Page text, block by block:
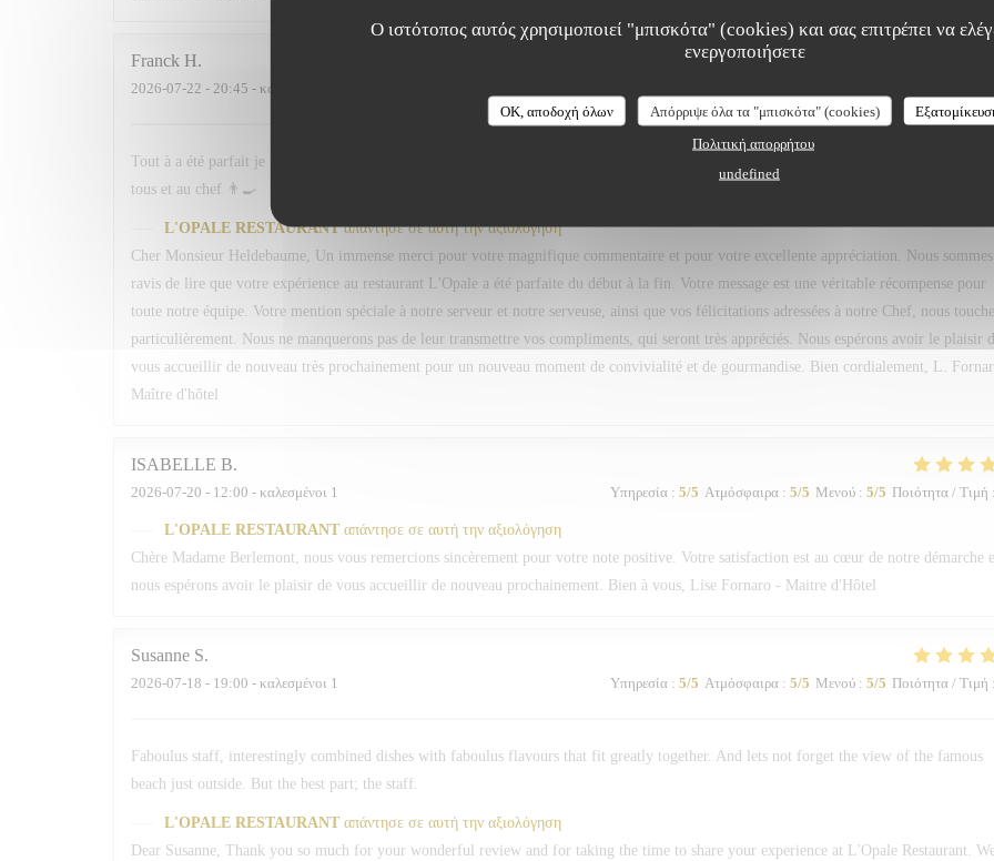
Ο ιστότοπος αυτός χρησιμοποιεί "μπισκότα" (cookies) και σας επιτρέπει να
ενεργοποιήσετε
OK, αποδοχή όλων Απόρριψε όλα τα "μπισκότα" (cookies)
Πολιτική απορρήτου
undefined
Franck H
2026-07-22 - 20:45 - καλεσμένοι 2
Tout à a été parfait je ne sais vraiment pas même en cherchant bien que reprocher, mention spéciale à notre serveur et serveuse Bravo à
tous et au chef 👨‍🍳
L'OPALE RESTAURANT απάντησε σε αυτή την αξιολόγηση
Cher Monsieur Heldebaume, Un immense merci pour votre magnifique commentaire et pour votre excellente appréciation. Nous sommes
ravis de lire que votre expérience au restaurant L'Opale a été parfaite du début à la fin. Votre message est une véritable récompense pour
toute notre équipe. Votre mention spéciale à notre serveur et notre serveuse, ainsi que vos félicitations adressées à notre Chef, nous
particulièrement. Nous ne manquerons pas de leur transmettre vos compliments, qui seront très appréciés. Nous espérons avoir le plaisir
vous accueillir de nouveau très prochainement pour un nouveau moment de convivialité et de gourmandise. Bien cordialement, L.
Maître d'hôtel
ISABELLE B
2026-07-20 - 12:00 - καλεσμένοι 1 Υπηρεσία: 5/5 Ατμόσφαιρα: 5/5 Μενού: 5/5 Ποιότητα / Τιμή :
L'OPALE RESTAURANT απάντησε σε αυτή την αξιολόγηση
Chère Madame Berlemont, nous vous remercions sincèrement pour votre note positive. Votre satisfaction est au cœur de notre démarche
nous espérons avoir le plaisir de vous accueillir de nouveau prochainement. Bien à vous, Lise Fornaro - Maitre d'Hôtel
Susanne S
2026-07-18 - 19:00 - καλεσμένοι 1 Υπηρεσία: 5/5 Ατμόσφαιρα: 5/5 Μενού: 5/5 Ποιότητα / Τιμή :
Faboulus staff, interestingly combined dishes with faboulus flavours that fit greatly together. And lets not forget the view of the famous
beach just outside. But the best part; the staff.
L'OPALE RESTAURANT απάντησε σε αυτή την αξιολόγηση
Dear Susanne, Thank you so much for your wonderful review and for taking the time to share your experience at L'Opale Restaurant.